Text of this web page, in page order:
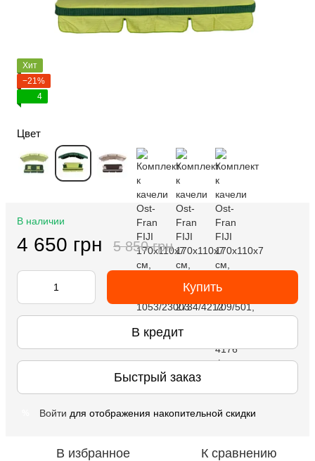
Хит
−21%
4
Цвет
В наличии
4 650 грн 5 850 грн
Купить
В кредит
Быстрый заказ
Войти для отображения накопительной скидки
В избранное К сравнению